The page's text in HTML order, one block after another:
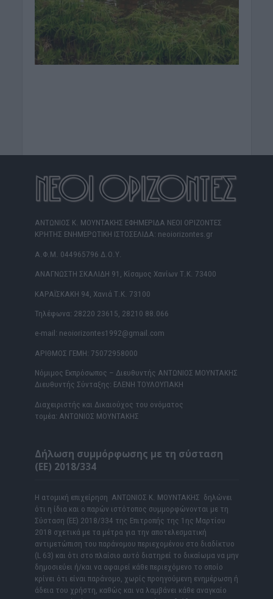
ΑΝΤΩΝΙΟΣ Κ. ΜΟΥΝΤΑΚΗΣ ΕΦΗΜΕΡΙΔΑ ΝΕΟΙ ΟΡΙΖΟΝΤΕΣ
ΚΡΗΤΗΣ ΕΝΗΜΕΡΩΤΙΚΗ ΙΣΤΟΣΕΛΙΔΑ: neoiorizontes.gr
Α.Φ.Μ. 044965796 Δ.Ο.Υ.
ΑΝΑΓΝΩΣΤΗ ΣΚΑΛΙΔΗ 91, Κίσαμος Χανίων Τ.Κ. 73400
ΚΑΡΑΪΣΚΑΚΗ 94, Χανιά Τ.Κ. 73100
Τηλέφωνα: 28220 23615, 28210 88.066
e-mail: neoiorizontes1992@gmail.com
ΑΡΙΘΜΟΣ ΓΕΜΗ: 75072958000
Νόμιμος Εκπρόσωπος – Διευθυντής ΑΝΤΩΝΙΟΣ ΜΟΥΝΤΑΚΗΣ
Διευθυντής Σύνταξης: ΕΛΕΝΗ ΤΟΥΛΟΥΠΑΚΗ
Διαχειριστής και Δικαιούχος του ονόματος
τομέα: ΑΝΤΩΝΙΟΣ ΜΟΥΝΤΑΚΗΣ
Δήλωση συμμόρφωσης με τη σύσταση
(ΕΕ) 2018/334
Η ατομική επιχείρηση ΑΝΤΩΝΙΟΣ Κ. ΜΟΥΝΤΑΚΗΣ δηλώνει
ότι η ίδια και ο παρών ιστότοπος συμμορφώνονται με τη
Σύσταση (ΕΕ) 2018/334 της Επιτροπής της 1ης Μαρτίου
2018 σχετικά με τα μέτρα για την αποτελεσματική
αντιμετώπιση του παράνομου περιεχομένου στο διαδίκτυο
(L 63) και ότι στο πλαίσιο αυτό διατηρεί το δικαίωμα να μην
δημοσιεύει ή/και να αφαιρεί κάθε περιεχόμενο το οποίο
κρίνει ότι είναι παράνομο, χωρίς προηγούμενη ενημέρωση ή
άδεια του χρήστη, καθώς και να λαμβάνει κάθε αναγκαίο